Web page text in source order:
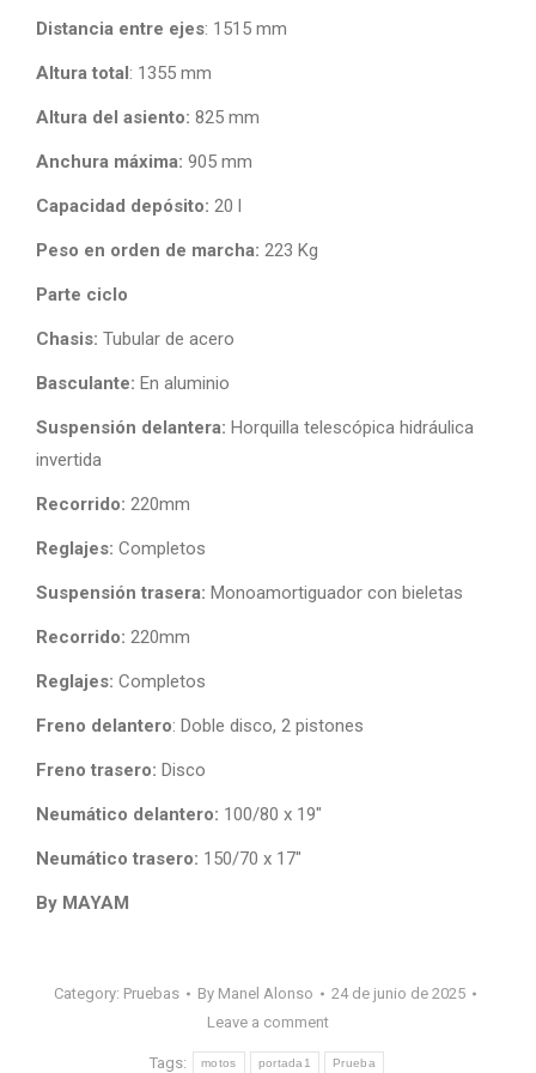
Distancia entre ejes: 1515 mm
Altura total: 1355 mm
Altura del asiento: 825 mm
Anchura máxima: 905 mm
Capacidad depósito: 20 l
Peso en orden de marcha: 223 Kg
Parte ciclo
Chasis: Tubular de acero
Basculante: En aluminio
Suspensión delantera: Horquilla telescópica hidráulica
invertida
Recorrido: 220mm
Reglajes: Completos
Suspensión trasera: Monoamortiguador con bieletas
Recorrido: 220mm
Reglajes: Completos
Freno delantero: Doble disco, 2 pistones
Freno trasero: Disco
Neumático delantero: 100/80 x 19″
Neumático trasero: 150/70 x 17″
By MAYAM
Category: Pruebas By Manel Alonso
24 de junio de 2025
Leave a comment
Tags: motos portada1 Prueba